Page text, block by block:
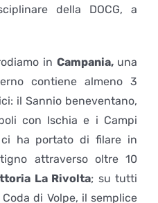
della DOCG, a
in Campania, una
contiene almeno 3
il Sannio beneventano,
con Ischia e i Campi
ci ha portato di filare in
attraverso oltre 10
La Rivolta; su tutti
di Volpe, il semplice